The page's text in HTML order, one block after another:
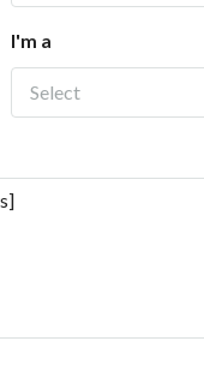
I'm a
Select